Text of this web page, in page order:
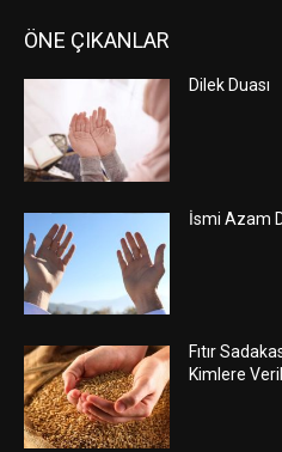
ÖNE ÇIKANLAR
Dilek Duası
İsmi Azam
Fıtır
Kimlere